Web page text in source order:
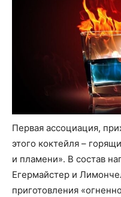
Первая ассоциация,
этого коктейля –
и пламени». В состав
Егермайстер и
приготовления